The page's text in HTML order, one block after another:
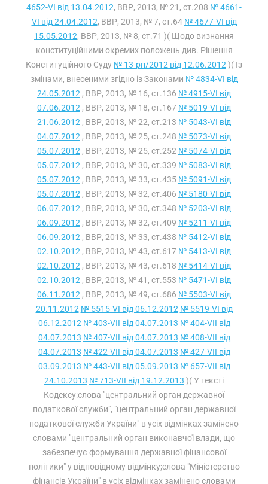
4652-VI від 13.04.2012, ВВР, 2013, № 21, ст.208 № 4661-
VI від 24.04.2012, ВВР, 2013, № 7, ст.64 № 4677-VI від
15.05.2012, ВВР, 2013, № 8, ст.71 )( Щодо визнання
конституційними окремих положень див. Рішення
Конституційного Суду № 13-рп/2012 від 12.06.2012 )( Із
змінами, внесеними згідно із Законами № 4834-VI від
24.05.2012 , ВВР, 2013, № 16, ст.136 № 4915-VI від
07.06.2012 , ВВР, 2013, № 18, ст.167 № 5019-VI від
21.06.2012 , ВВР, 2013, № 22, ст.213 № 5043-VI від
04.07.2012 , ВВР, 2013, № 25, ст.248 № 5073-VI від
05.07.2012 , ВВР, 2013, № 25, ст.252 № 5074-VI від
05.07.2012 , ВВР, 2013, № 30, ст.339 № 5083-VI від
05.07.2012 , ВВР, 2013, № 33, ст.435 № 5091-VI від
05.07.2012 , ВВР, 2013, № 32, ст.406 № 5180-VI від
06.07.2012 , ВВР, 2013, № 30, ст.348 № 5203-VI від
06.09.2012 , ВВР, 2013, № 32, ст.409 № 5211-VI від
06.09.2012 , ВВР, 2013, № 33, ст.438 № 5412-VI від
02.10.2012 , ВВР, 2013, № 43, ст.617 № 5413-VI від
02.10.2012 , ВВР, 2013, № 43, ст.618 № 5414-VI від
02.10.2012 , ВВР, 2013, № 41, ст.553 № 5471-VI від
06.11.2012 , ВВР, 2013, № 49, ст.686 № 5503-VI від
20.11.2012 № 5515-VI від 06.12.2012 № 5519-VI від
06.12.2012 № 403-VII від 04.07.2013 № 404-VII від
04.07.2013 № 407-VII від 04.07.2013 № 408-VII від
04.07.2013 № 422-VII від 04.07.2013 № 427-VII від
03.09.2013 № 443-VII від 05.09.2013 № 657-VII від
24.10.2013 № 713-VII від 19.12.2013 )( У тексті
Кодексу:слова "центральний орган державної
податкової служби", "центральний орган державної
податкової служби України" в усіх відмінках замінено
словами "центральний орган виконавчої влади, що
забезпечує формування державної фінансової
політики" у відповідному відмінку;слова "Міністерство
фінансів України" в усіх відмінках замінено словами